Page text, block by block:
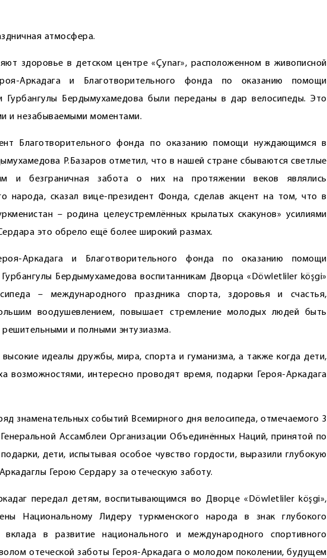
атмо­сфера.
здоровье в детском центре «Çynar», расположенном в живописной
Аркадага и Благотворительного фонда по оказанию помощи
Бердымухамедова были переданы в дар велосипеды. Это
и незабываемыми моментами.
Благотворительного фонда по оказанию помощи нуждающимся в
Р.Базаров отметил, что в нашей стране сбываются светлые
и безграничная забота о них на протяжении веков являлись
народа, сказал вице-президент Фонда, сделав акцент на том, что в
– родина целеустремлённых крылатых скакунов» усилиями
это обрело ещё более широкий размах.
Аркадага и Благотворительного фонда по оказанию помощи
Бердымухамедова воспитанникам Дворца «Döwletliler köşgi»
– международного праздника спорта, здоровья и счастья,
воодушевлением, повышает стремление молодых людей быть
и полными энтузиазма.
идеалы дружбы, мира, спорта и гуманизма, а также когда дети,
возможностями, интересно проводят время, подарки Героя-Аркадага
знаменательных событий Всемирного дня велосипеда, отмечаемого 3
Ассамблеи Организации Объединённых Наций, принятой по
дети, испытывая особое чувство гордости, выразили глубокую
Герою Сердару за отеческую заботу.
передал детям, воспитывающимся во Дворце «Döwletliler köşgi»,
Национальному Лидеру туркменского народа в знак глубокого
в развитие национального и международного спортивного
отеческой заботы Героя-Аркадага о молодом поколении, будущем